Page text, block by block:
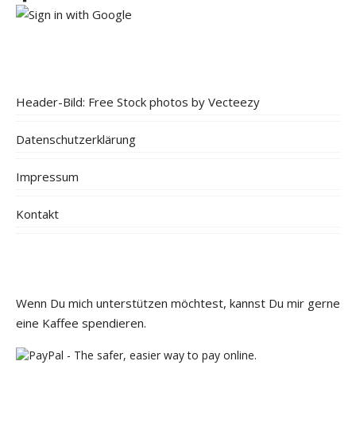
Header-Bild: Free Stock photos by Vecteezy
Datenschutzerklärung
Impressum
Kontakt
Wenn Du mich unterstützen möchtest, kannst Du mir gerne
eine Kaffee spendieren.